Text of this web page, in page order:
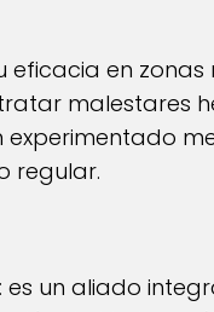
en zonas
malestares
regular.
es un aliado